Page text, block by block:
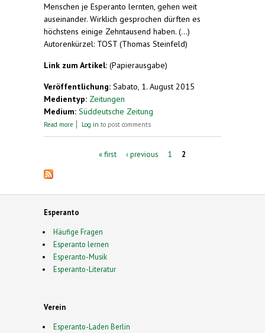
Menschen je Esperanto lernten, gehen weit
auseinander. Wirklich gesprochen dürften es
höchstens einige Zehntausend haben. (...)
Autorenkürzel: TOST (Thomas Steinfeld)
Link zum Artikel: (Papierausgabe)
Veröffentlichung: Sabato, 1. August 2015
Medientyp: Zeitungen
Medium: Süddeutsche Zeitung
Read more about Aktuelles Lexikon: Esperanto
Log in to post comments
« first ‹ previous 1 2
Esperanto
Häufige Fragen
Esperanto lernen
Esperanto-Musik
Esperanto-Literatur
Verein
Esperanto-Laden Berlin